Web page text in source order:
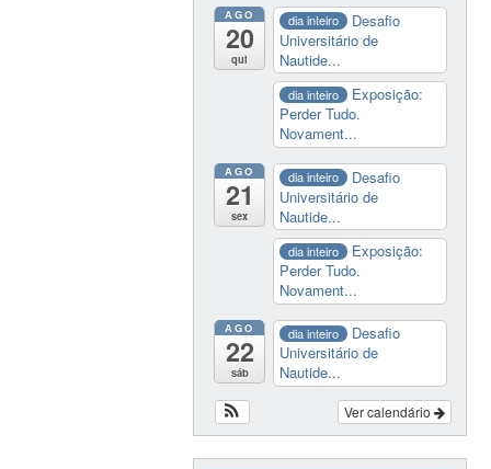
AGO
20
qui
dia inteiro
Desafio
Universitário de
Nautide...
dia inteiro
Exposição:
Perder Tudo.
Novament...
AGO
21
sex
dia inteiro
Desafio
Universitário de
Nautide...
dia inteiro
Exposição:
Perder Tudo.
Novament...
AGO
22
sáb
dia inteiro
Desafio
Universitário de
Nautide...
Ver calendário